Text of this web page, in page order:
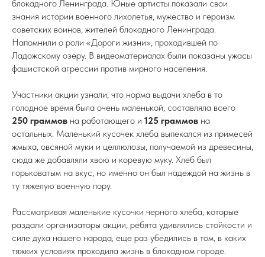
блокадного Ленинграда. Юные артисты показали свои
знания истории военного лихолетья, мужество и героизм
советских воинов, жителей блокадного Ленинграда.
Напомнили о роли «Дороги жизни», проходившей по
Ладожскому озеру. В видеоматериалах были показаны ужасы
фашистской агрессии против мирного населения.
Участники акции узнали, что норма выдачи хлеба в то
голодное время была очень маленькой, составляла всего
250 граммов на работающего и 125 граммов на
остальных. Маленький кусочек хлеба выпекался из примесей
жмыха, овсяной муки и целлюлозы, получаемой из древесины,
сюда же добавляли хвою и коревую муку. Хлеб был
горьковатым на вкус, но именно он был надеждой на жизнь в
ту тяжелую военную пору.
Рассматривая маленькие кусочки черного хлеба, которые
раздали организаторы акции, ребята удивлялись стойкости и
силе духа нашего народа, еще раз убедились в том, в каких
тяжких условиях проходила жизнь в блокадном городе.